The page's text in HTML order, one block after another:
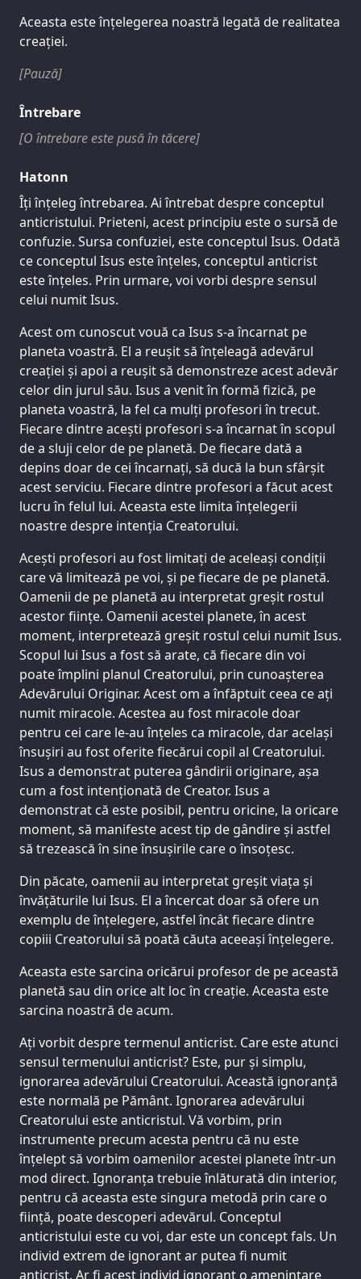
Aceasta este înțelegerea noastră legată de realitatea
creației.
[Pauză]
Întrebare
[O întrebare este pusă în tăcere]
Hatonn
Îți înțeleg întrebarea. Ai întrebat despre conceptul
anticristului. Prieteni, acest principiu este o sursă de
confuzie. Sursa confuziei, este conceptul Isus. Odată
ce conceptul Isus este înțeles, conceptul anticrist
este înțeles. Prin urmare, voi vorbi despre sensul
celui numit Isus.
Acest om cunoscut vouă ca Isus s-a încarnat pe
planeta voastră. El a reușit să înțeleagă adevărul
creației și apoi a reușit să demonstreze acest adevăr
celor din jurul său. Isus a venit în formă fizică, pe
planeta voastră, la fel ca mulți profesori în trecut.
Fiecare dintre acești profesori s-a încarnat în scopul
de a sluji celor de pe planetă. De fiecare dată a
depins doar de cei încarnați, să ducă la bun sfârșit
acest serviciu. Fiecare dintre profesori a făcut acest
lucru în felul lui. Aceasta este limita înțelegerii
noastre despre intenția Creatorului.
Acești profesori au fost limitați de aceleași condiții
care vă limitează pe voi, și pe fiecare de pe planetă.
Oamenii de pe planetă au interpretat greșit rostul
acestor ființe. Oamenii acestei planete, în acest
moment, interpretează greșit rostul celui numit Isus.
Scopul lui Isus a fost să arate, că fiecare din voi
poate împlini planul Creatorului, prin cunoașterea
Adevărului Originar. Acest om a înfăptuit ceea ce ați
numit miracole. Acestea au fost miracole doar
pentru cei care le-au înțeles ca miracole, dar același
însușiri au fost oferite fiecărui copil al Creatorului.
Isus a demonstrat puterea gândirii originare, așa
cum a fost intenționată de Creator. Isus a
demonstrat că este posibil, pentru oricine, la oricare
moment, să manifeste acest tip de gândire și astfel
să trezească în sine însușirile care o însoțesc.
Din păcate, oamenii au interpretat greșit viața și
învățăturile lui Isus. El a încercat doar să ofere un
exemplu de înțelegere, astfel încât fiecare dintre
copiii Creatorului să poată căuta aceeași înțelegere.
Aceasta este sarcina oricărui profesor de pe această
planetă sau din orice alt loc în creație. Aceasta este
sarcina noastră de acum.
Ați vorbit despre termenul anticrist. Care este atunci
sensul termenului anticrist? Este, pur și simplu,
ignorarea adevărului Creatorului. Această ignoranță
este normală pe Pământ. Ignorarea adevărului
Creatorului este anticristul. Vă vorbim, prin
instrumente precum acesta pentru că nu este
înțelept să vorbim oamenilor acestei planete într-un
mod direct. Ignoranța trebuie înlăturată din interior,
pentru că aceasta este singura metodă prin care o
ființă, poate descoperi adevărul. Conceptul
anticristului este cu voi, dar este un concept fals. Un
individ extrem de ignorant ar putea fi numit
anticrist. Ar fi acest individ ignorant o amenințare